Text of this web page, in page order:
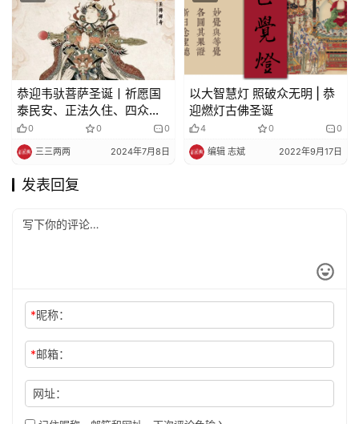
恭迎韦驮菩萨圣诞丨祈愿国
泰民安、正法久住、四众吉
祥0 0 0
三三两两 2024年7月8日
以大智慧灯 照破众无明 | 恭
迎燃灯古佛圣诞
4 0 0
编辑 志斌 2022年9月17日
发表回复
*昵称：
*邮箱：
网址：